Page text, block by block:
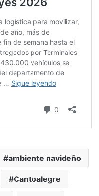
ambiente navideño
Cantoalegre